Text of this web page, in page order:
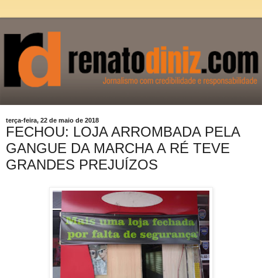
terça-feira, 22 de maio de 2018
FECHOU: LOJA ARROMBADA PELA
GANGUE DA MARCHA A RÉ TEVE
GRANDES PREJUÍZOS